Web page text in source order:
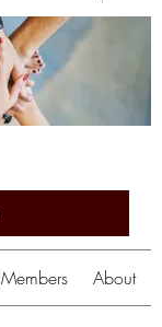
Members About